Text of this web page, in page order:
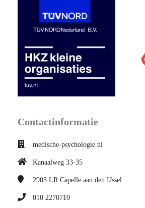
Contactinformatie
medische-psychologie.nl
Kanaalweg 33-35
2903 LR Capelle aan den IJssel
010 2270710